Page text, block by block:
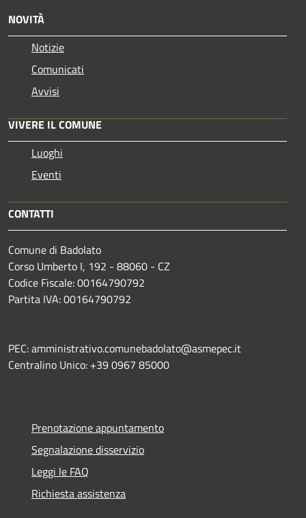
NOVITÀ
Notizie
Comunicati
Avvisi
VIVERE IL COMUNE
Luoghi
Eventi
CONTATTI
Comune di Badolato
Corso Umberto I, 192 - 88060 - CZ
Codice Fiscale: 00164790792
Partita IVA: 00164790792
PEC: amministrativo.comunebadolato@asmepec.it
Centralino Unico: +39 0967 85000
Prenotazione appuntamento
Segnalazione disservizio
Leggi le FAQ
Richiesta assistenza